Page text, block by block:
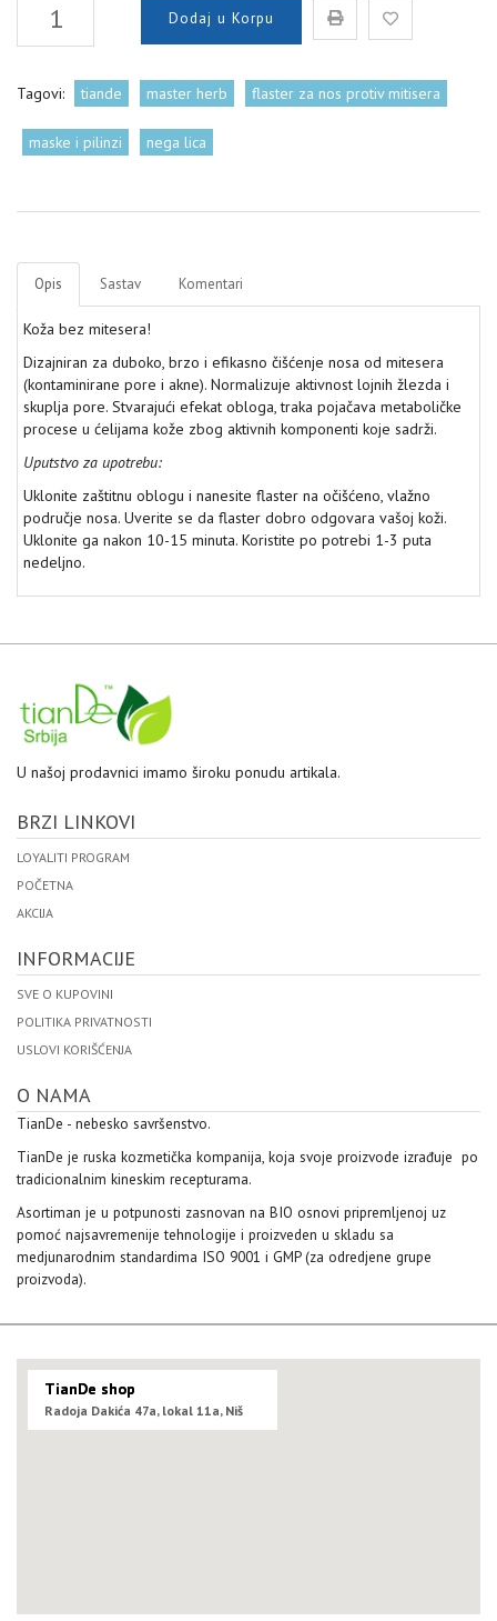
Dodaj u Korpu
Tagovi: tiande master herb flaster za nos protiv mitisera
maske i pilinzi nega lica
Opis Sastav Komentari
Koža bez mitesera!
Dizajniran za duboko, brzo i efikasno čišćenje nosa od mitesera
(kontaminirane pore i akne). Normalizuje aktivnost lojnih žlezda i
skuplja pore. Stvarajući efekat obloga, traka pojačava metaboličke
procese u ćelijama kože zbog aktivnih komponenti koje sadrži.
Uputstvo za upotrebu:
Uklonite zaštitnu oblogu i nanesite flaster na očišćeno, vlažno
područje nosa. Uverite se da flaster dobro odgovara vašoj koži.
Uklonite ga nakon 10-15 minuta. Koristite po potrebi 1-3 puta
nedeljno.
U našoj prodavnici imamo široku ponudu artikala.
BRZI LINKOVI
LOYALITI PROGRAM
POČETNA
AKCIJA
INFORMACIJE
SVE O KUPOVINI
POLITIKA PRIVATNOSTI
USLOVI KORIŠĆENJA
O NAMA
TianDe - nebesko savršenstvo.
TianDe je ruska kozmetička kompanija, koja svoje proizvode izrađuje po
tradicionalnim kineskim recepturama.
Asortiman je u potpunosti zasnovan na BIO osnovi pripremljenoj uz
pomoć najsavremenije tehnologije i proizveden u skladu sa
medjunarodnim standardima ISO 9001 i GMP (za odredjene grupe
proizvoda).
TianDe shop
Radoja Dakića 47a, lokal 11a, Niš